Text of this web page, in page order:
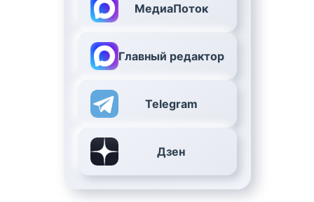
МедиаПоток
Главный редактор
Telegram
Дзен